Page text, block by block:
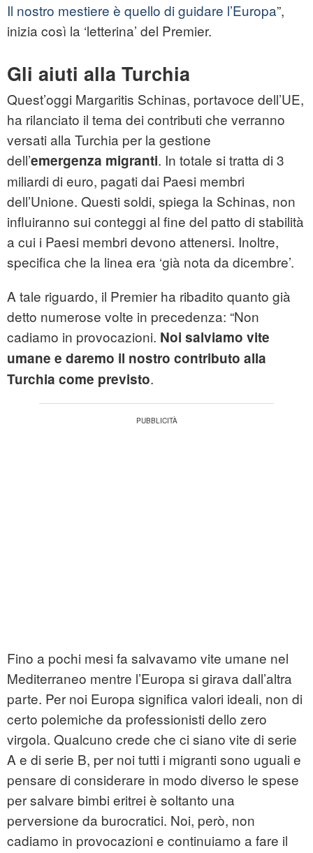
Il nostro mestiere è quello di guidare l’Europa”,
inizia così la ‘letterina’ del Premier.
Gli aiuti alla Turchia
Quest’oggi Margaritis Schinas, portavoce dell’UE,
ha rilanciato il tema dei contributi che verranno
versati alla Turchia per la gestione
dell’emergenza migranti. In totale si tratta di 3
miliardi di euro, pagati dai Paesi membri
dell’Unione. Questi soldi, spiega la Schinas, non
influiranno sui conteggi al fine del patto di stabilità
a cui i Paesi membri devono attenersi. Inoltre,
specifica che la linea era ‘già nota da dicembre’.
A tale riguardo, il Premier ha ribadito quanto già
detto numerose volte in precedenza: “Non
cadiamo in provocazioni. Noi salviamo vite
umane e daremo il nostro contributo alla
Turchia come previsto.
Fino a pochi mesi fa salvavamo vite umane nel
Mediterraneo mentre l’Europa si girava dall’altra
parte. Per noi Europa significa valori ideali, non di
certo polemiche da professionisti dello zero
virgola. Qualcuno crede che ci siano vite di serie
A e di serie B, per noi tutti i migranti sono uguali e
pensare di considerare in modo diverso le spese
per salvare bimbi eritrei è soltanto una
perversione da burocratici. Noi, però, non
cadiamo in provocazioni e continuiamo a fare il